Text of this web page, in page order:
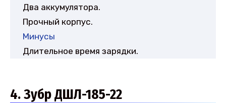
Два аккумулятора.
Прочный корпус.
Минусы
Длительное время зарядки.
4. Зубр ДШЛ-185-22